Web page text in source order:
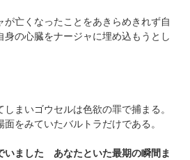
が亡くなったことをあきらめきれず自
身の心臓をナージャに埋め込もうとし
まいゴウセルは色欲の罪で捕まる。
をみていたバルトラだけである。
いました あなたといた最期の瞬間ま